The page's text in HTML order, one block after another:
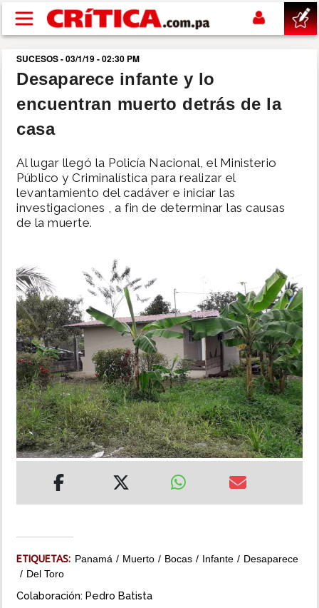
Pasar al contenido principal
buscar
SUCESOS
POLÍTICA
SHOW
DEPORTES
MUNDO
INSÓLITAS
MULTIMEDIA
IMPRESO
SUCESOS - 03/1/19 - 02:30 PM
Desaparece infante y lo
encuentran muerto detrás de la
casa
Al lugar llegó la Policía Nacional, el Ministerio
Público y Criminalística para realizar el
levantamiento del cadáver e iniciar las
investigaciones , a fin de determinar las causas
de la muerte.
ETIQUETAS: Panamá Muerto Bocas Infante
Desaparece
Del Toro
Colaboración: Pedro Batista